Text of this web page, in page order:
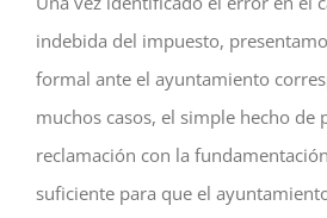
indebida del impuesto,
formal ante el ayuntamiento
muchos casos, el simple hecho de
reclamación con la
suficiente para que el